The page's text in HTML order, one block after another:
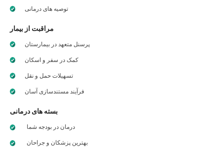
توصیه های درمانی
مراقبت از بیمار
پرسنل متعهد در بیمارستان
کمک در سفر و اسکان
تسهیلات حمل و نقل
فرآیند مستندسازی آسان
بسته های درمانی
درمان در بودجه شما
بهترین پزشکان و جراحان